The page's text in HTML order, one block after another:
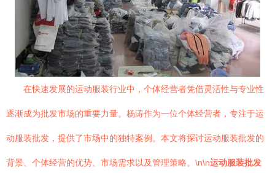
在快速发展的运动服装行业中，个体经营者凭借灵活性与专业性
逐渐成为批发市场的重要力量。杨涛作为一位个体经营者，专注于运
动服装批发，提供了市场中的独特案例。本文将探讨运动服装批发的
背景、个体经营的优势、市场需求以及管理策略。\n\n运动服装批发